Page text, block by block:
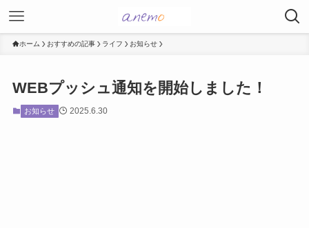
ホーム おすすめの記事 ライフ お知らせ
WEBプッシュ通知を開始しました！
お知らせ 2025.6.30